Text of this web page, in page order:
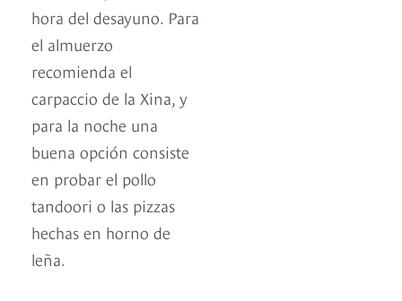
hora del desayuno. Para
el almuerzo
recomienda el
carpaccio de la Xina, y
para la noche una
buena opción consiste
en probar el pollo
tandoori o las pizzas
hechas en horno de
leña.